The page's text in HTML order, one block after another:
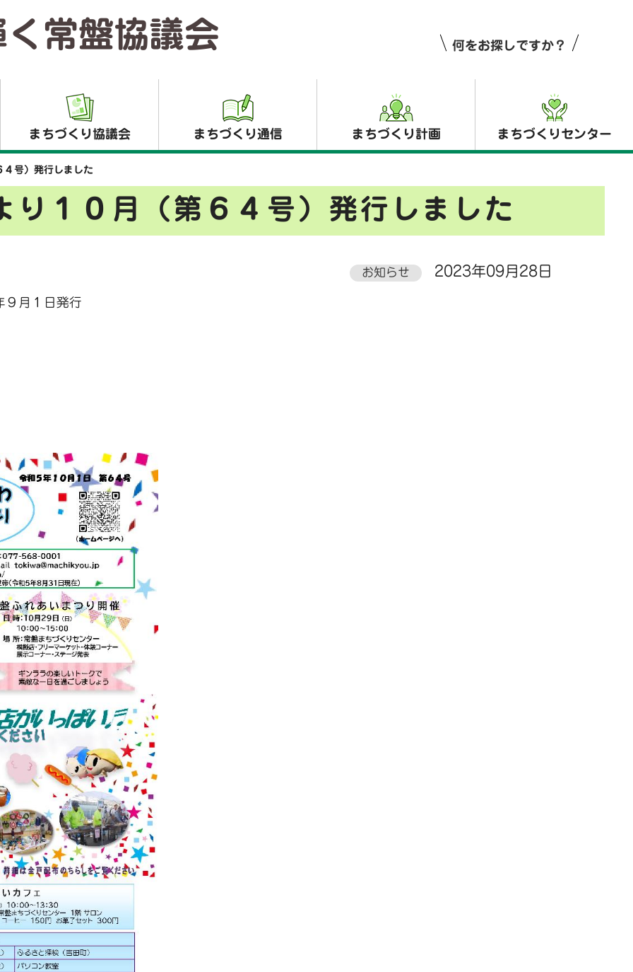
常盤協議会 何をお探しですか？
まちづくり協議会 まちづくり通信 まちづくり計画 まちづくりセンター
４号）発行しました
り１０月（第６４号）発行しました
お知らせ 2023年09月28日
９月１日発行